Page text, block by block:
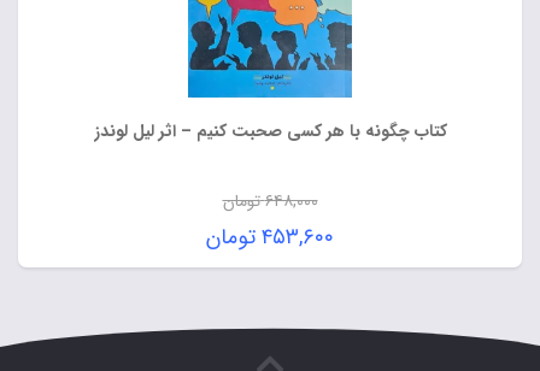
کتاب چگونه با هر کسی صحبت کنیم – اثر لیل لوندز
۶۴۸,۰۰۰تومان
قیمت
اصلی:
بود.
۴۵۳,۶۰۰تومان
قیمت
۴۵۳,۶۰۰ تومان.